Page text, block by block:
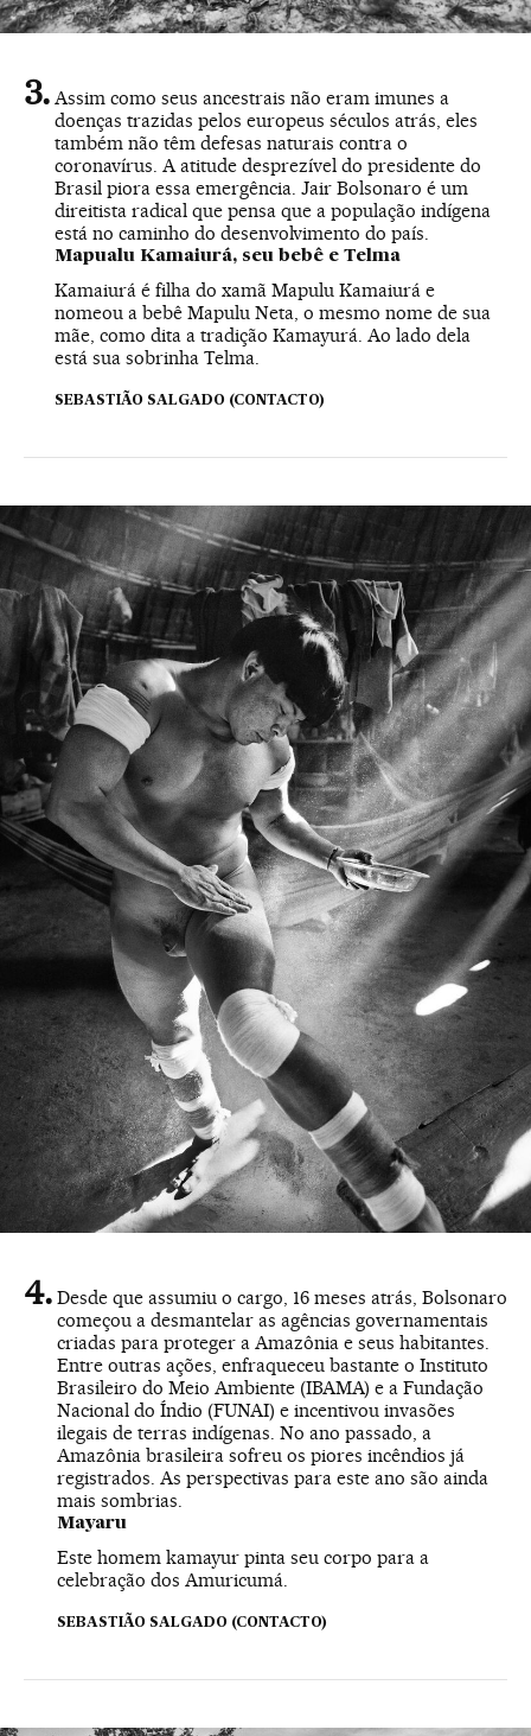
Assim como seus ancestrais não eram imunes a
doenças trazidas pelos europeus séculos atrás, eles
também não têm defesas naturais contra o
coronavírus. A atitude desprezível do presidente do
Brasil piora essa emergência. Jair Bolsonaro é um
direitista radical que pensa que a população indígena
está no caminho do desenvolvimento do país.
Mapualu Kamaiurá, seu bebê e Telma
Kamaiurá é filha do xamã Mapulu Kamaiurá e
nomeou a bebê Mapulu Neta, o mesmo nome de sua
mãe, como dita a tradição Kamayurá. Ao lado dela
está sua sobrinha Telma.
SEBASTIÃO SALGADO (CONTACTO)
Desde que assumiu o cargo, 16 meses atrás, Bolsonaro
começou a desmantelar as agências governamentais
criadas para proteger a Amazônia e seus habitantes.
Entre outras ações, enfraqueceu bastante o Instituto
Brasileiro do Meio Ambiente (IBAMA) e a Fundação
Nacional do Índio (FUNAI) e incentivou invasões
ilegais de terras indígenas. No ano passado, a
Amazônia brasileira sofreu os piores incêndios já
registrados. As perspectivas para este ano são ainda
mais sombrias.
Mayaru
Este homem kamayur pinta seu corpo para a
celebração dos Amuricumá.
SEBASTIÃO SALGADO (CONTACTO)